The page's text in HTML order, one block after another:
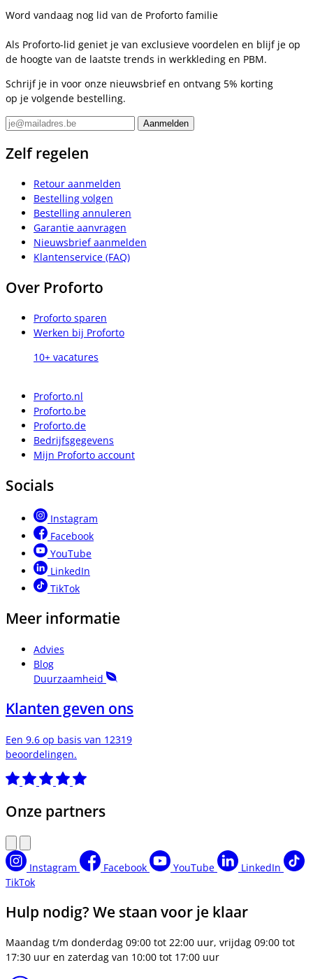
Word vandaag nog lid van de Proforto familie
Als Proforto-lid geniet je van exclusieve voordelen en blijf je op
de hoogte van de laatste trends in werkkleding en PBM.
Schrijf je in voor onze nieuwsbrief en ontvang 5% korting
op je volgende bestelling.
Zelf regelen
Retour aanmelden
Bestelling volgen
Bestelling annuleren
Garantie aanvragen
Nieuwsbrief aanmelden
Klantenservice (FAQ)
Over Proforto
Proforto sparen
Werken bij Proforto
10+ vacatures
Proforto.nl
Proforto.be
Proforto.de
Bedrijfsgegevens
Mijn Proforto account
Socials
Instagram
Facebook
YouTube
LinkedIn
TikTok
Meer informatie
Advies
Blog
Duurzaamheid
Klanten geven ons
Een 9.6 op basis van 12319
beoordelingen.
Onze partners
Instagram Facebook YouTube
LinkedIn
TikTok
Hulp nodig? We staan voor je klaar
Maandag t/m donderdag 09:00 tot 22:00 uur, vrijdag 09:00 tot
17:30 uur en zaterdag van 10:00 tot 17:00 uur